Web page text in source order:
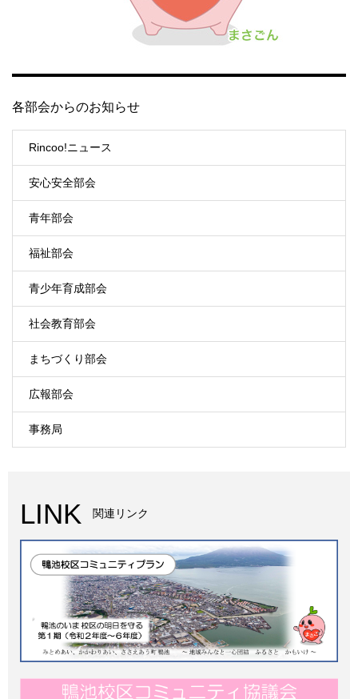
各部会からのお知らせ
Rincoo!ニュース
安心安全部会
青年部会
福祉部会
青少年育成部会
社会教育部会
まちづくり部会
広報部会
事務局
LINK 関連リンク